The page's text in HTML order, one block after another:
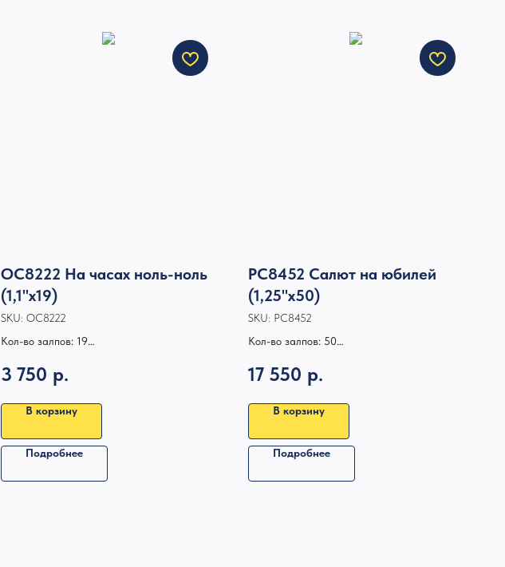
ОС8222 На часах ноль-ноль
(1,1"х19)
SKU: ОС8222
Кол-во залпов: 19
Высота, м: 40
3 750 р.
В корзину
Подробнее
РС8452 Салют на юбилей
(1,25"х50)
SKU: РС8452
Кол-во залпов: 50
Высота, м: 50
17 550 р.
В корзину
Подробнее